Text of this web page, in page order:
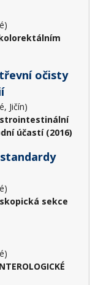
očisty
Jičín)
účastí (2016)
standardy
sekce